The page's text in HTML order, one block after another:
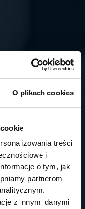
O plikach cookies
treści
i
o tym, jak
partnerom
z innymi danymi